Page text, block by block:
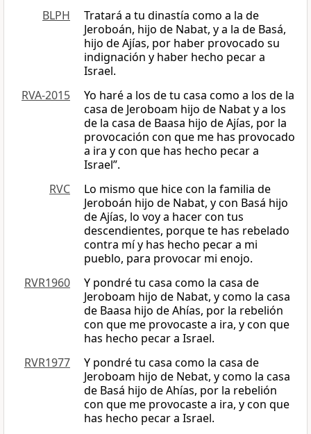
BLPH
Tratará a tu dinastía como a la de
Jeroboán, hijo de Nabat, y a la de Basá,
hijo de Ajías, por haber provocado su
indignación y haber hecho pecar a
Israel.
RVA-2015
Yo haré a los de tu casa como a los de la
casa de Jeroboam hijo de Nabat y a los
de la casa de Baasa hijo de Ajías, por la
provocación con que me has provocado
a ira y con que has hecho pecar a
Israel”.
RVC
Lo mismo que hice con la familia de
Jeroboán hijo de Nabat, y con Basá hijo
de Ajías, lo voy a hacer con tus
descendientes, porque te has rebelado
contra mí y has hecho pecar a mi
pueblo, para provocar mi enojo.
RVR1960
Y pondré tu casa como la casa de
Jeroboam hijo de Nabat, y como la casa
de Baasa hijo de Ahías, por la rebelión
con que me provocaste a ira, y con que
has hecho pecar a Israel.
RVR1977
Y pondré tu casa como la casa de
Jeroboam hijo de Nebat, y como la casa
de Basá hijo de Ahías, por la rebelión
con que me provocaste a ira, y con que
has hecho pecar a Israel.